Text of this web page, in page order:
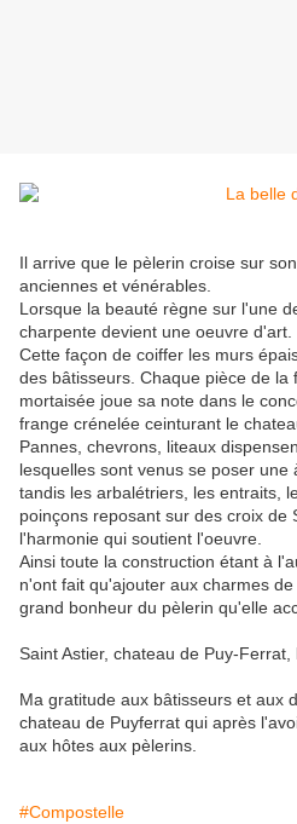
Il arrive que le pèlerin croise sur
anciennes et vénérables.
Lorsque la beauté règne sur l'une
charpente devient une oeuvre d'art.
Cette façon de coiffer les murs
des bâtisseurs. Chaque pièce de la
mortaisée joue sa note dans le
frange crénelée ceinturant le
Pannes, chevrons, liteaux
lesquelles sont venus se poser une
tandis les arbalétriers, les entraits,
poinçons reposant sur des croix de
l'harmonie qui soutient l'oeuvre.
Ainsi toute la construction étant à
n'ont fait qu'ajouter aux charmes
grand bonheur du pèlerin qu'elle
Saint Astier, chateau de Puy-Ferrat,
Ma gratitude aux bâtisseurs et aux
chateau de Puyferrat qui après
aux hôtes aux pèlerins.
#Compostelle